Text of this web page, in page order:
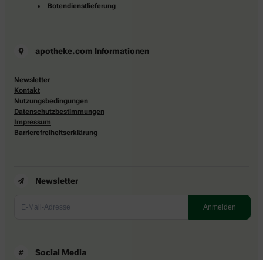
Botendienstlieferung
apotheke.com Informationen
Newsletter
Kontakt
Nutzungsbedingungen
Datenschutzbestimmungen
Impressum
Barrierefreiheitserklärung
Newsletter
Social Media